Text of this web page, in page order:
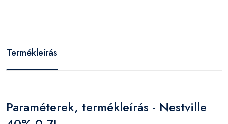
Termékleírás
Paraméterek, termékleírás - Nestville